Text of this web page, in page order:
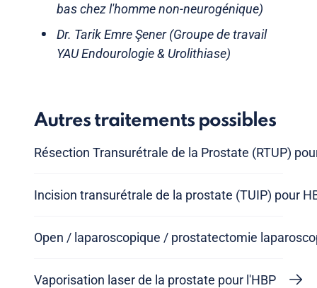
bas chez l'homme non-neurogénique)
Dr. Tarik Emre Şener (Groupe de travail
YAU Endourologie & Urolithiase)
Autres traitements possibles
Résection Transurétrale de la Prostate (RTUP)
Incision transurétrale de la prostate (TUIP) pour
Open / laparoscopique / prostatectomie
Vaporisation laser de la prostate pour l'HBP